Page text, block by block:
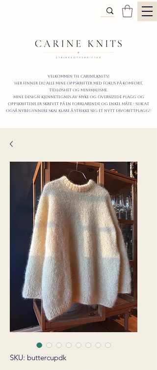
Velkommen til carine.knits!
Her finner du alle mine oppskrifter MED FOKUS PÅ KOMFORT,
TIDLØShet OG MINIMALISme.
mine design kjennetegnes av myke og oversizede plagg og
oppskriftene er skrevet på en forklarende og enkel måte - slik at
også nybegynnere skal klare å strikke seg et nytt favorittplagg!
SKU: buttercupdk